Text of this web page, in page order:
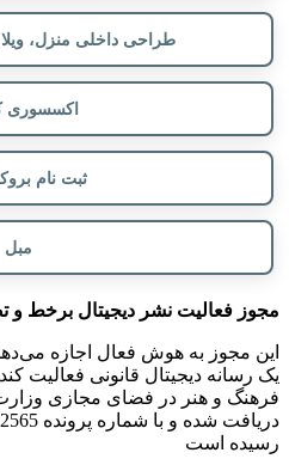
طراحی داخلی منزل،
اکسسوری
ثبت نام
مبل
مجوز فعالیت نشر دیجیتال برخط و
این مجوز به هوش فعال اجازه
یک رسانه دیجیتال قانونی فعالیت
فرهنگ و هنر در فضای مجازی
رسیده است